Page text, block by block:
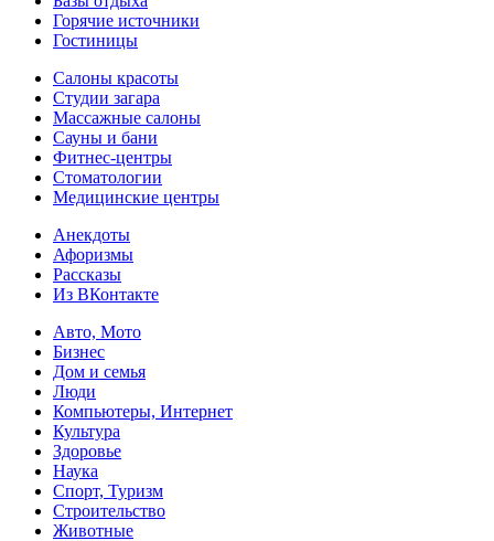
Горячие источники
Гостиницы
Салоны красоты
Студии загара
Массажные салоны
Сауны и бани
Фитнес-центры
Стоматологии
Медицинские центры
Анекдоты
Афоризмы
Рассказы
Из ВКонтакте
Авто, Мото
Бизнес
Дом и семья
Люди
Компьютеры, Интернет
Культура
Здоровье
Наука
Спорт, Туризм
Строительство
Животные